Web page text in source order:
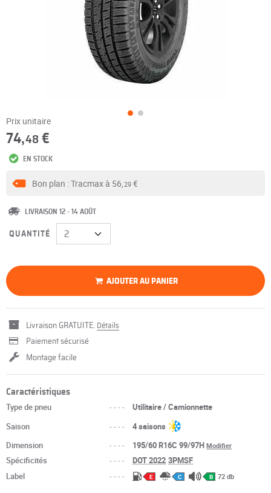
Prix unitaire
74,48 €
EN STOCK
Bon plan : Tracmax à 56,29€
LIVRAISON 12 - 14 AOÛT
QUANTITÉ
AJOUTER AU PANIER
Livraison GRATUITE. Détails
Paiement sécurisé
Montage facile
Caractéristiques
Type de pneu ----
Utilitaire / Camionnette
Saison
----
4 saisons
Dimension
---- 195/60 R16C 99/97HModifier
Spécificités ---- DOT 2022 3PMSF
Label
---- E C B 72 db